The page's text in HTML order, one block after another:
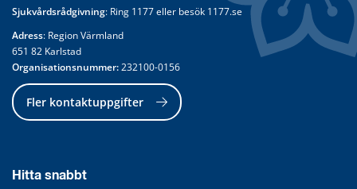
Sjukvårdsrådgivning: Ring 1177 eller besök 1177.se
Adress: Region Värmland
651 82 Karlstad
Organisationsnummer: 232100-0156
Fler kontaktuppgifter
Hitta snabbt